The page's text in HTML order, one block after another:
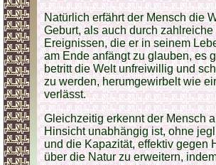
Natürlich erfährt der Mensch die
Geburt, als auch durch
Ereignissen, die er in seinem
am Ende anfängt zu glauben, es
betritt die Welt unfreiwillig und
zu werden, herumgewirbelt wie
verlässt.
Gleichzeitig erkennt der Mensch
Hinsicht unabhängig ist, ohne
und die Kapazität, effektiv gegen
über die Natur zu erweitern,